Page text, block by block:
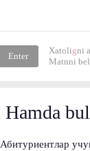
Enter
Xatoligni
Matnni
Hamda
Абитуриентлар